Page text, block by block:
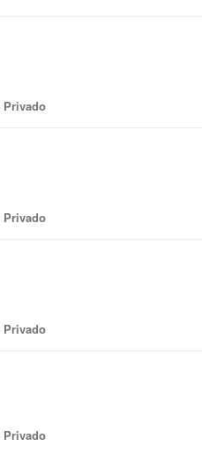
Privado
Privado
Privado
Privado